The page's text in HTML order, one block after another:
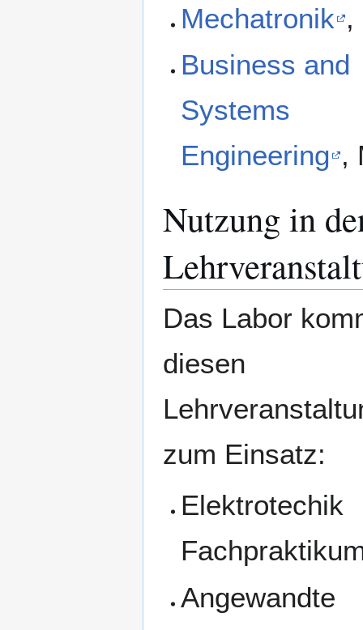
Mechatronik ,
Business and
Systems
Engineering ,
Nutzung in
Das Labor
diesen
zum Einsatz:
Elektrotechik
Angewandte